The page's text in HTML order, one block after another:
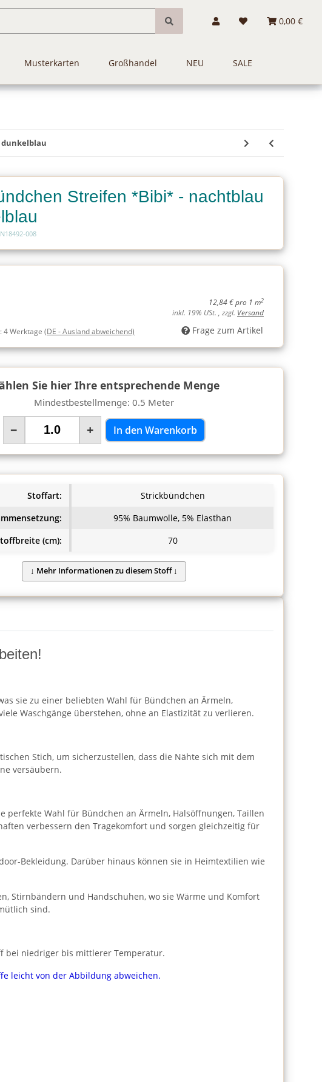
0,00 €
Musterkarten Großhandel NEU SALE
Streifen *Bibi* - nachtblau
008
12,84 € pro 1 m2
inkl. 19% USt. , zzgl. Versand
4 Werktage (DE - Ausland abweichend) Frage zum Artikel
Sie hier Ihre entsprechende Menge
Mindestbestellmenge: 0.5 Meter
− + In den Warenkorb
Stoffart:
Strickbündchen
95% Baumwolle, 5% Elasthan
(cm):
70
sie zu einer beliebten Wahl für Bündchen an Ärmeln,
Waschgänge überstehen, ohne an Elastizität zu verlieren.
Stich, um sicherzustellen, dass die Nähte sich mit dem
versäubern.
Wahl für Bündchen an Ärmeln, Halsöffnungen, Taillen
verbessern den Tragekomfort und sorgen gleichzeitig für
Bekleidung. Darüber hinaus können sie in Heimtextilien wie
Stirnbändern und Handschuhen, wo sie Wärme und Komfort
sind.
bei niedriger bis mittlerer Temperatur.
leicht von der Abbildung abweichen.